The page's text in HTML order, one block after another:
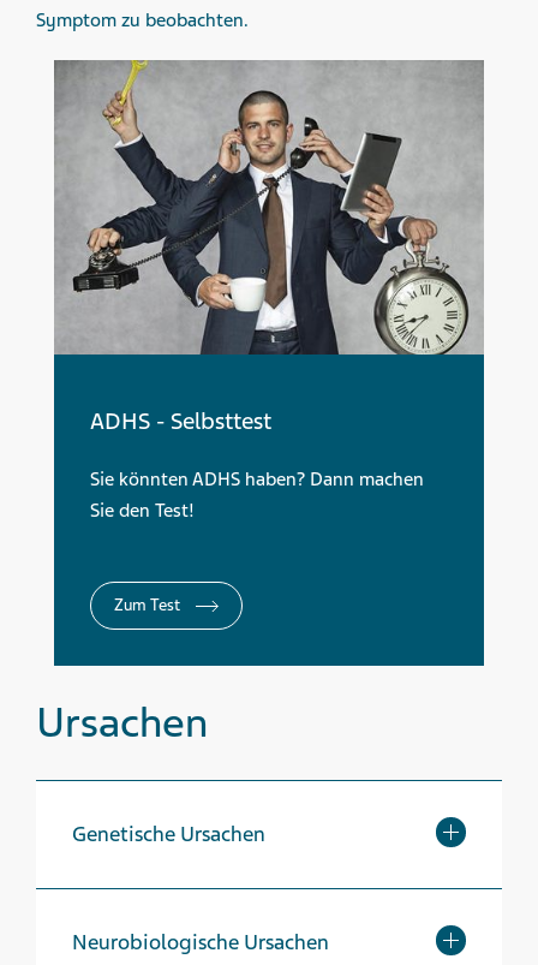
Symptom zu beobachten.
ADHS - Selbsttest
Sie könnten ADHS haben? Dann machen
Sie den Test!
Zum Test
Ursachen
Genetische Ursachen
Neurobiologische Ursachen